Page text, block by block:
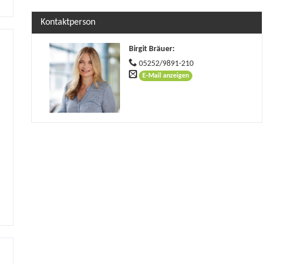
Kontaktperson
Birgit Bräuer:
05252/9891-210
E-Mail anzeigen